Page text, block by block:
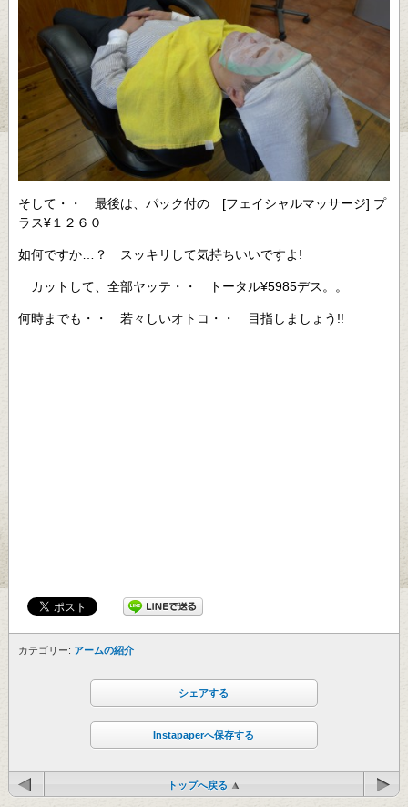
そして・・ 最後は、パック付の [フェイシャルマッサージ] プ
ラス¥１２６０
如何ですか…？ スッキリして気持ちいいですよ!
カットして、全部ヤッテ・・ トータル¥5985デス。。
何時までも・・ 若々しいオトコ・・ 目指しましょう!!
カテゴリー: アームの紹介
シェアする
Instapaperへ保存する
トップへ戻る